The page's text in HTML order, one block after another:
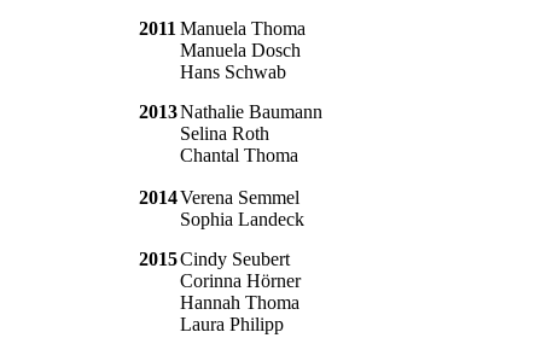
2011 Manuela Thoma
Manuela Dosch
Hans Schwab
2013Nathalie Baumann
Selina Roth
Chantal Thoma
2014Verena Semmel
Sophia Landeck
2015Cindy Seubert
Corinna Hörner
Hannah Thoma
Laura Philipp